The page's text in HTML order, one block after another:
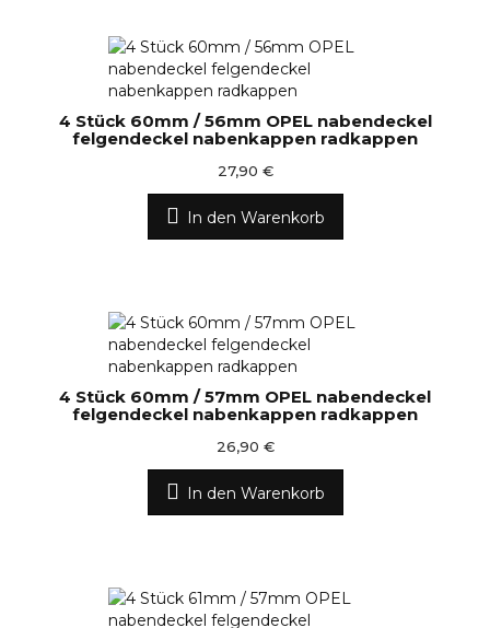
4 Stück 60mm / 56mm OPEL nabendeckel
felgendeckel nabenkappen radkappen
27,90 €
In den Warenkorb
4 Stück 60mm / 57mm OPEL nabendeckel
felgendeckel nabenkappen radkappen
26,90 €
In den Warenkorb